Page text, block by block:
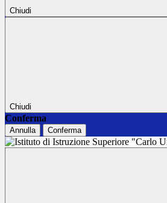
Chiudi
Chiudi
Conferma
Annulla Conferma